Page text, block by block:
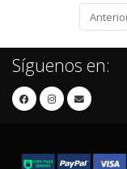
Síguenos en: